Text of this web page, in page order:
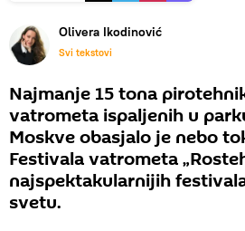
Olivera Ikodinović
Svi tekstovi
Najmanje 15 tona
vatrometa ispaljenih u
Moskve obasjalo je nebo
Festivala vatrometa
najspektakularnijih
svetu.